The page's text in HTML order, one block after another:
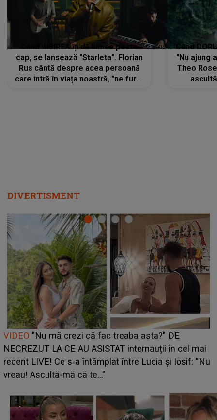
Când IUBIREA îți dă lumea peste
cap, se lansează "Starleta". Florian
Rus cântă despre acea persoană
care intră în viața noastră, "ne fură"
Când
"Nu ajung
Theo
DIVERTISMENT
Cine este Bianca, tânăra clujeancă luată pe scenă la
UNTOLD ONE de Zara Larsson? Aceasta a dezvăluit
ce i-a spus artista suedeză în culise: „Nu am fost
pregătită...”